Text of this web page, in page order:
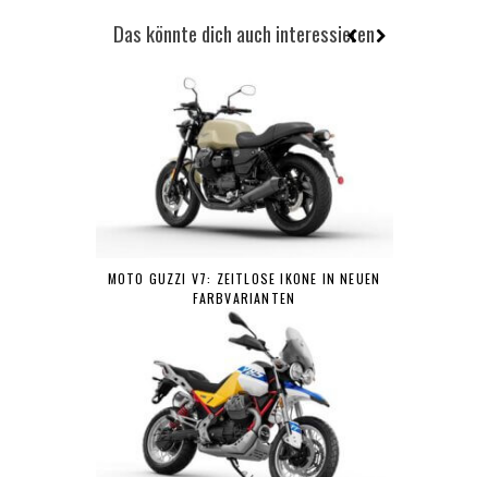
Das könnte dich auch interessieren
MOTO GUZZI V7: ZEITLOSE IKONE IN NEUEN
FARBVARIANTEN